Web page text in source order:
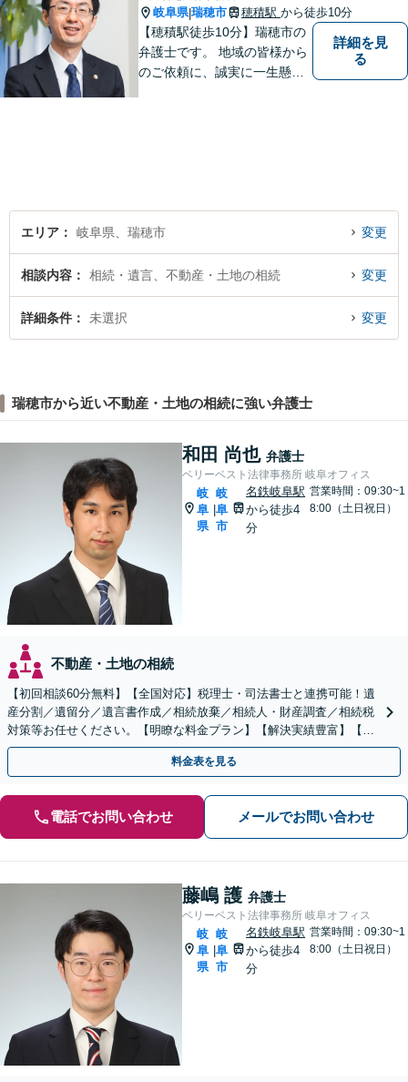
岐阜県|瑞穂市 穂積駅 から徒歩10分
【穂積駅徒歩10分】瑞穂市の
弁護士です。 地域の皆様から
のご依頼に、誠実に一生懸命
詳細を見
る
エリア 岐阜県、瑞穂市 変更
相談内容 相続・遺言、不動産・土地の相続 変更
詳細条件 未選択 変更
瑞穂市から近い不動産・土地の相続に強い弁護士
和田 尚也 弁護士
ベリーベスト法律事務所 岐阜オフィス
岐
阜
県
岐
阜
市
名鉄岐阜駅
から徒歩4
分
営業時間：09:30~1
8:00（土日祝日）
不動産・土地の相続
【初回相談60分無料】【全国対応】税理士・司法書士と連携可能！遺
産分割／遺留分／遺言書作成／相続放棄／相続人・財産調査／相続税
対策等お任せください。【明瞭な料金プラン】【解決実績豊富】【電
話相談可】
料金表を見る
電話でお問い合わせ メールでお問い合わせ
藤嶋 護 弁護士
ベリーベスト法律事務所 岐阜オフィス
岐
阜
県
岐
阜
市
名鉄岐阜駅
から徒歩4
分
営業時間：09:30~1
8:00（土日祝日）